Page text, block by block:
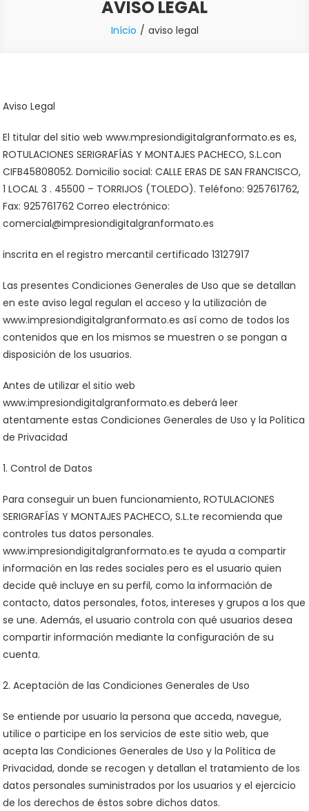
AVISO LEGAL
Início aviso legal
Aviso Legal
El titular del sitio web www.mpresiondigitalgranformato.es es,
ROTULACIONES SERIGRAFÍAS Y MONTAJES PACHECO, S.L.con
CIFB45808052. Domicilio social: CALLE ERAS DE SAN FRANCISCO,
1 LOCAL 3 . 45500 – TORRIJOS (TOLEDO). Teléfono: 925761762,
Fax: 925761762 Correo electrónico:
comercial@impresiondigitalgranformato.es
inscrita en el registro mercantil certificado 13127917
Las presentes Condiciones Generales de Uso que se detallan
en este aviso legal regulan el acceso y la utilización de
www.impresiondigitalgranformato.es así como de todos los
contenidos que en los mismos se muestren o se pongan a
disposición de los usuarios.
Antes de utilizar el sitio web
www.impresiondigitalgranformato.es deberá leer
atentamente estas Condiciones Generales de Uso y la Política
de Privacidad
1. Control de Datos
Para conseguir un buen funcionamiento, ROTULACIONES
SERIGRAFÍAS Y MONTAJES PACHECO, S.L.te recomienda que
controles tus datos personales.
www.impresiondigitalgranformato.es te ayuda a compartir
información en las redes sociales pero es el usuario quien
decide qué incluye en su perfil, como la información de
contacto, datos personales, fotos, intereses y grupos a los que
se une. Además, el usuario controla con qué usuarios desea
compartir información mediante la configuración de su
cuenta.
2. Aceptación de las Condiciones Generales de Uso
Se entiende por usuario la persona que acceda, navegue,
utilice o participe en los servicios de este sitio web, que
acepta las Condiciones Generales de Uso y la Política de
Privacidad, donde se recogen y detallan el tratamiento de los
datos personales suministrados por los usuarios y el ejercicio
de los derechos de éstos sobre dichos datos.